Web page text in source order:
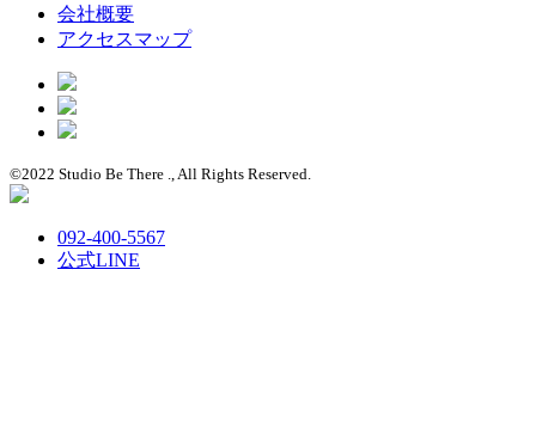
会社概要
アクセスマップ
©︎2022 Studio Be There ., All Rights Reserved.
092-400-5567
公式LINE